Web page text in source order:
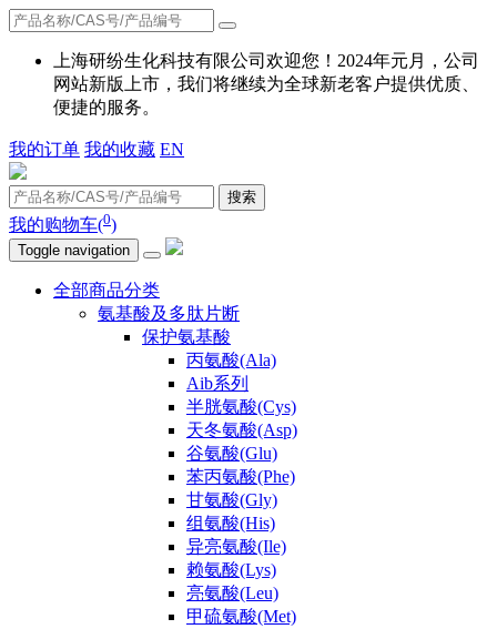
上海研纷生化科技有限公司欢迎您！2024年元月，公司
网站新版上市，我们将继续为全球新老客户提供优质、
便捷的服务。
我的订单 我的收藏 EN
搜索
我的购物车(0)
Toggle navigation
全部商品分类
氨基酸及多肽片断
保护氨基酸
丙氨酸(Ala)
Aib系列
半胱氨酸(Cys)
天冬氨酸(Asp)
谷氨酸(Glu)
苯丙氨酸(Phe)
甘氨酸(Gly)
组氨酸(His)
异亮氨酸(Ile)
赖氨酸(Lys)
亮氨酸(Leu)
甲硫氨酸(Met)